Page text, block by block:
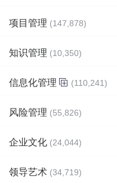
项目管理 (147,878)
知识管理 (10,350)
信息化管理 (110,241)
风险管理 (55,826)
企业文化 (24,044)
领导艺术 (34,719)